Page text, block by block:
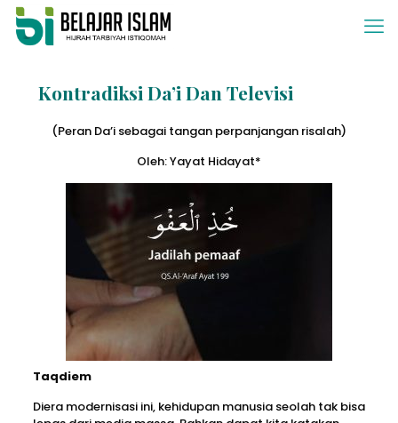
Kontradiksi Da’i Dan Televisi
(Peran Da’i sebagai tangan perpanjangan risalah)
Oleh: Yayat Hidayat*
Taqdiem
Diera modernisasi ini, kehidupan manusia seolah tak bisa